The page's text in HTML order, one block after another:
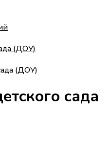
(ДОУ)
(ДОУ)
сада